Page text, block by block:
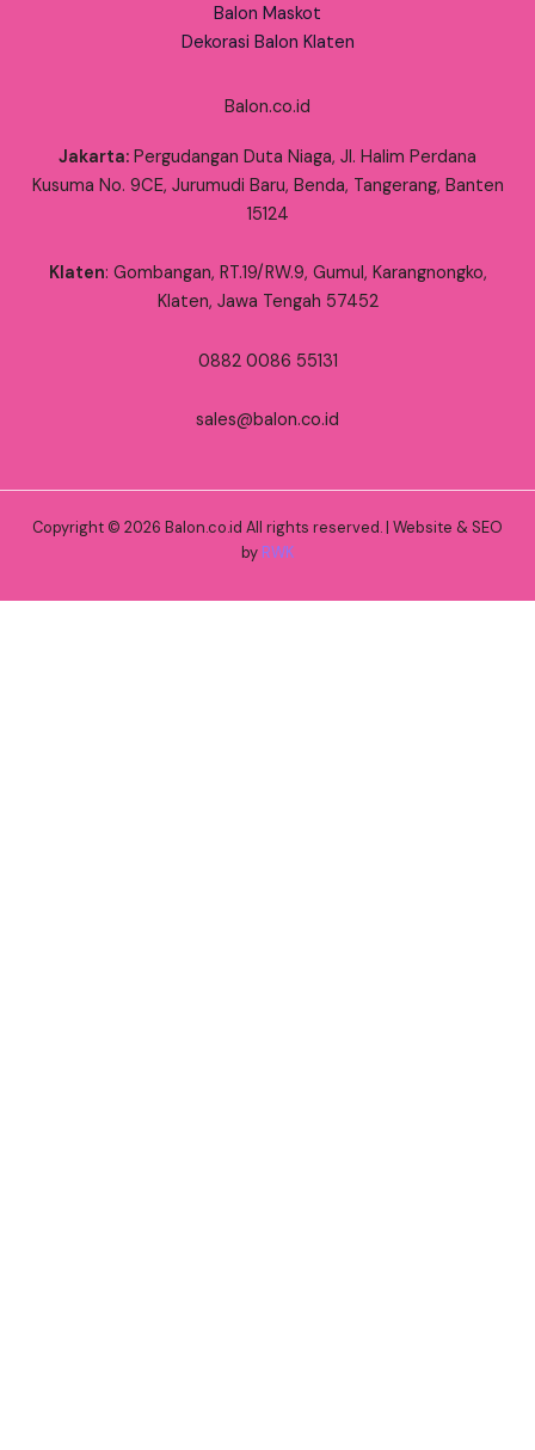
Balon Maskot
Dekorasi Balon Klaten
Balon.co.id
Jakarta: Pergudangan Duta Niaga, Jl. Halim Perdana
Kusuma No. 9CE, Jurumudi Baru, Benda, Tangerang, Banten
15124
Klaten: Gombangan, RT.19/RW.9, Gumul, Karangnongko,
Klaten, Jawa Tengah 57452
0882 0086 55131
sales@balon.co.id
Copyright © 2026 Balon.co.id All rights reserved. | Website & SEO
by RWK